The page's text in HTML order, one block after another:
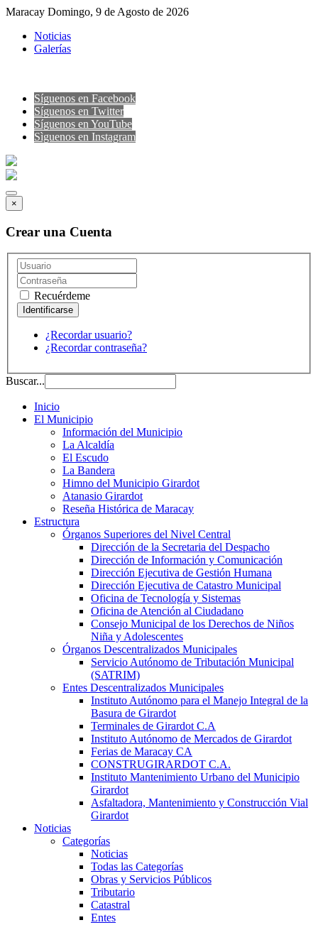
Maracay Domingo, 9 de Agosto de 2026
Noticias
Galerías
Síguenos en Facebook
Síguenos en Twitter
Síguenos en YouTube
Sìguenos en Instagram
×
Crear una Cuenta
Recuérdeme
¿Recordar usuario?
¿Recordar contraseña?
Buscar...
Inicio
El Municipio
Información del Municipio
La Alcaldía
El Escudo
La Bandera
Himno del Municipio Girardot
Atanasio Girardot
Reseña Histórica de Maracay
Estructura
Órganos Superiores del Nivel Central
Dirección de la Secretaria del Despacho
Dirección de Información y Comunicación
Dirección Ejecutiva de Gestión Humana
Dirección Ejecutiva de Catastro Municipal
Oficina de Tecnología y Sistemas
Oficina de Atención al Ciudadano
Consejo Municipal de los Derechos de Niños
Niña y Adolescentes
Órganos Descentralizados Municipales
Servicio Autónomo de Tributación Municipal
(SATRIM)
Entes Descentralizados Municipales
Instituto Autónomo para el Manejo Integral de la
Basura de Girardot
Terminales de Girardot C.A
Instituto Autónomo de Mercados de Girardot
Ferias de Maracay CA
CONSTRUGIRARDOT C.A.
Instituto Mantenimiento Urbano del Municipio
Girardot
Asfaltadora, Mantenimiento y Construcción Vial
Girardot
Noticias
Categorías
Noticias
Todas las Categorías
Obras y Servicios Públicos
Tributario
Catastral
Entes